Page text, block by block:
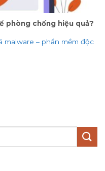
phòng chống hiệu quả?
malware – phần mềm độc